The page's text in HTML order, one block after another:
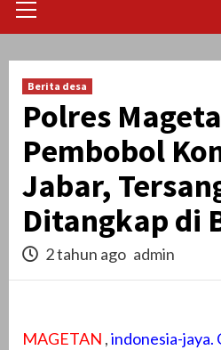
Menu
Berita desa
Polres
Pembobol
Jabar,
Ditangkap di
2 tahun ago admin
MAGETAN ,indonesia-jaya.